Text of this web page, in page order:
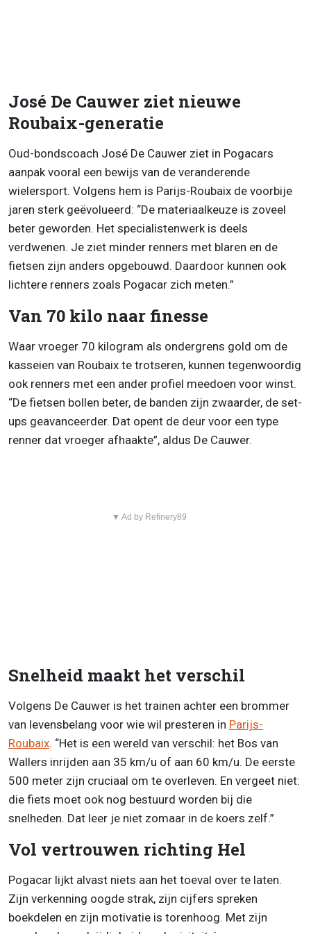
José De Cauwer ziet nieuwe
Roubaix-generatie
Oud-bondscoach José De Cauwer ziet in Pogacars
aanpak vooral een bewijs van de veranderende
wielersport. Volgens hem is Parijs-Roubaix de voorbije
jaren sterk geëvolueerd: “De materiaalkeuze is zoveel
beter geworden. Het specialistenwerk is deels
verdwenen. Je ziet minder renners met blaren en de
fietsen zijn anders opgebouwd. Daardoor kunnen ook
lichtere renners zoals Pogacar zich meten.”
Van 70 kilo naar finesse
Waar vroeger 70 kilogram als ondergrens gold om de
kasseien van Roubaix te trotseren, kunnen tegenwoordig
ook renners met een ander profiel meedoen voor winst.
“De fietsen bollen beter, de banden zijn zwaarder, de set-
ups geavanceerder. Dat opent de deur voor een type
renner dat vroeger afhaakte”, aldus De Cauwer.
▼ Ad by Refinery89
Snelheid maakt het verschil
Volgens De Cauwer is het trainen achter een brommer
van levensbelang voor wie wil presteren in Parijs-
Roubaix. “Het is een wereld van verschil: het Bos van
Wallers inrijden aan 35 km/u of aan 60 km/u. De eerste
500 meter zijn cruciaal om te overleven. En vergeet niet:
die fiets moet ook nog bestuurd worden bij die
snelheden. Dat leer je niet zomaar in de koers zelf.”
Vol vertrouwen richting Hel
Pogacar lijkt alvast niets aan het toeval over te laten.
Zijn verkenning oogde strak, zijn cijfers spreken
boekdelen en zijn motivatie is torenhoog. Met zijn